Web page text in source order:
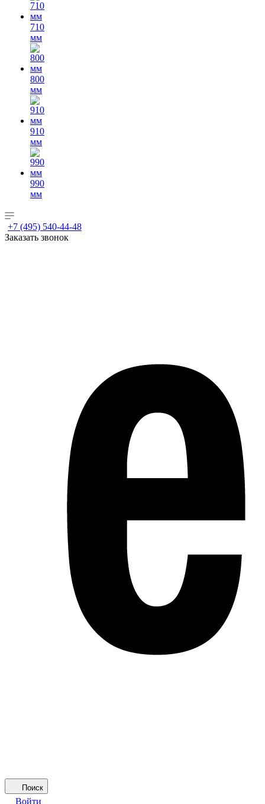
710
мм
800
мм
910
мм
990
мм
+7 (495) 540-44-48
Заказать звонок
Поиск
Войти